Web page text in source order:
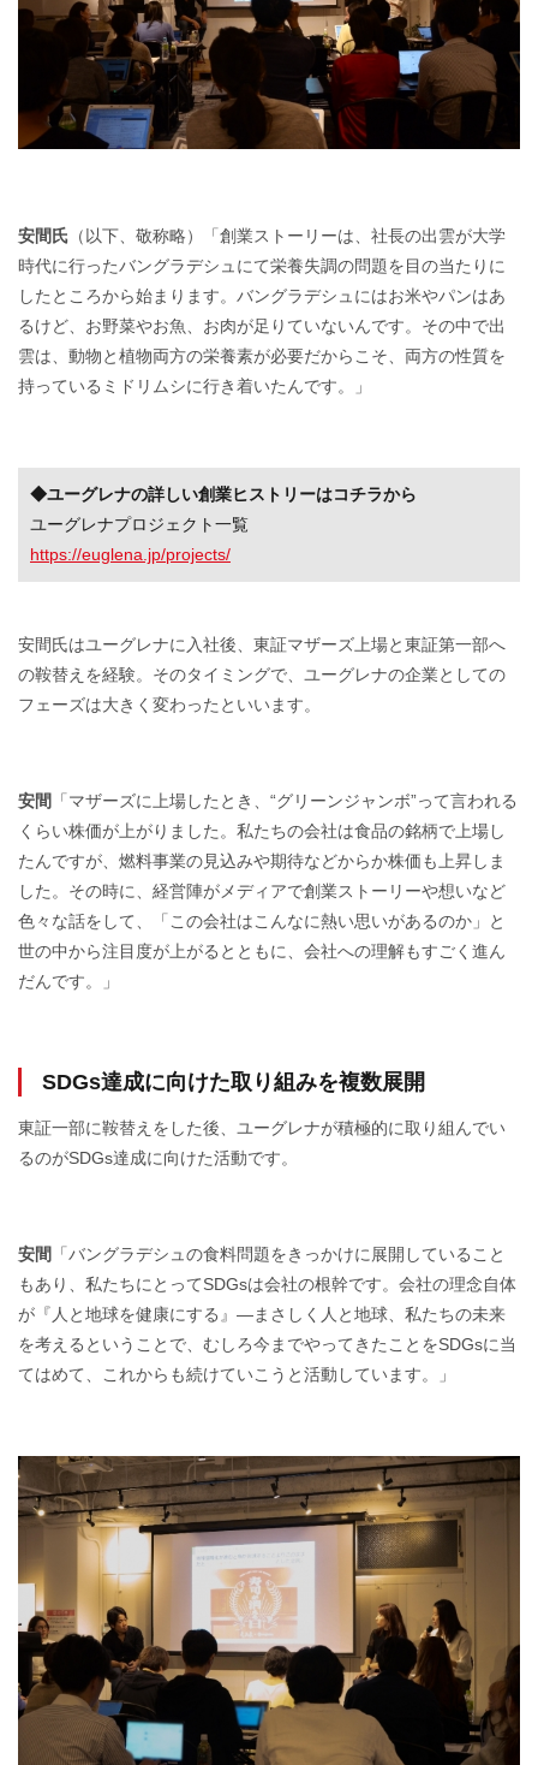
安間氏 （以下、敬称略）「創業ストーリーは、社長の出雲が大学
時代に行ったバングラデシュにて栄養失調の問題を目の当たりに
したところから始まります。バングラデシュにはお米やパンはあ
るけど、お野菜やお魚、お肉が足りていないんです。その中で出
雲は、動物と植物両方の栄養素が必要だからこそ、両方の性質を
持っているミドリムシに行き着いたんです。」
◆ユーグレナの詳しい創業ヒストリーはコチラから
ユーグレナプロジェクト一覧
https://euglena.jp/projects/
安間氏はユーグレナに入社後、東証マザーズ上場と東証第一部へ
の鞍替えを経験。そのタイミングで、ユーグレナの企業としての
フェーズは大きく変わったといいます。
安間
「マザーズに上場したとき、“グリーンジャンボ”って言われる
くらい株価が上がりました。私たちの会社は食品の銘柄で上場し
たんですが、燃料事業の見込みや期待などからか株価も上昇しま
した。その時に、経営陣がメディアで創業ストーリーや想いなど
色々な話をして、「この会社はこんなに熱い思いがあるのか」と
世の中から注目度が上がるとともに、会社への理解もすごく進ん
だんです。」
SDGs達成に向けた取り組みを複数展開
東証一部に鞍替えをした後、ユーグレナが積極的に取り組んでい
るのがSDGs達成に向けた活動です。
安間
「バングラデシュの食料問題をきっかけに展開していること
もあり、私たちにとってSDGsは会社の根幹です。会社の理念自体
が『人と地球を健康にする』―まさしく人と地球、私たちの未来
を考えるということで、むしろ今までやってきたことをSDGsに当
てはめて、これからも続けていこうと活動しています。」